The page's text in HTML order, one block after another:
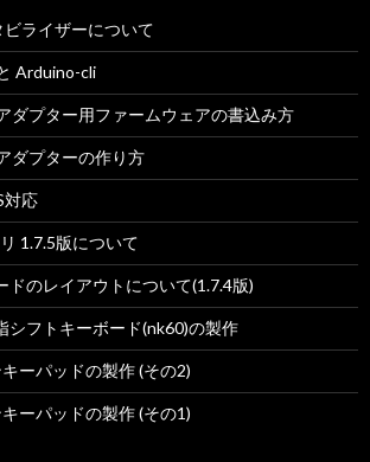
ライザーについて
Arduino-cli
ダプター用ファームウェアの書込み方
ダプターの作り方
対応
1.7.5版について
ドのレイアウトについて(1.7.4版)
シフトキーボード(nk60)の製作
ーパッドの製作 (その2)
ーパッドの製作 (その1)